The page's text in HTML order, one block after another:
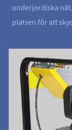
underjordiska
platsen för att